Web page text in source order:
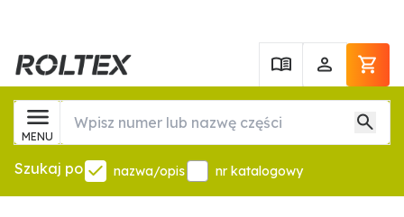
MENU
Szukaj po nazwa/opis nr katalogowy